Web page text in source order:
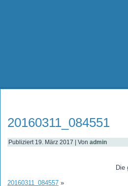
20160311_084551
Publiziert 19. März 2017 Von admin
Die
20160311_084557 »